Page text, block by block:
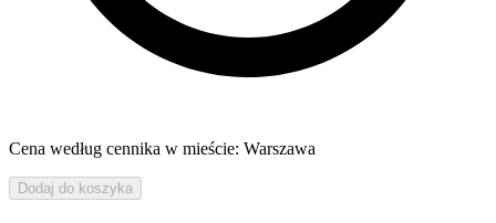
Cena według cennika w mieście: Warszawa
Dodaj do koszyka